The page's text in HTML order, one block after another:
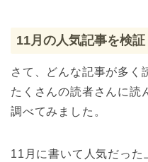
11月の人気記事を検証
さて、どんな記事が多く
たくさんの読者さんに読
調べてみました。
11月に書いて人気だった